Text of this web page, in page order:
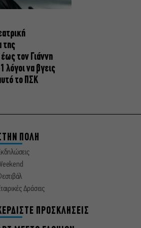
της
τον Γιάννη
λόγοι να βγεις
το ΠΣΚ
ΠΟΛΗ
Δράσεις
ΠΡΟΣΚΛΗΣΕΙΣ